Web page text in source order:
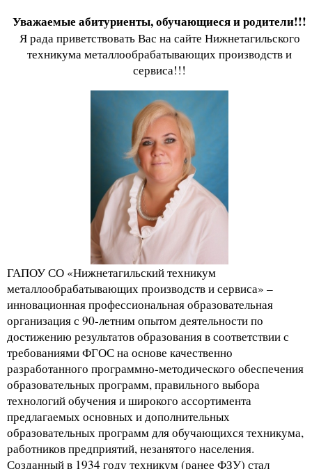
Уважаемые абитуриенты, обучающиеся и родители!!!
Я рада приветствовать Вас на сайте Нижнетагильского
техникума металлообрабатывающих производств и
сервиса!!!
ГАПОУ СО «Нижнетагильский техникум
металлообрабатывающих производств и сервиса» –
инновационная профессиональная образовательная
организация с 90-летним опытом деятельности по
достижению результатов образования в соответствии с
требованиями ФГОС на основе качественно
разработанного программно-методического обеспечения
образовательных программ, правильного выбора
технологий обучения и широкого ассортимента
предлагаемых основных и дополнительных
образовательных программ для обучающихся техникума,
работников предприятий, незанятого населения.
Созданный в 1934 году техникум (ранее ФЗУ) стал